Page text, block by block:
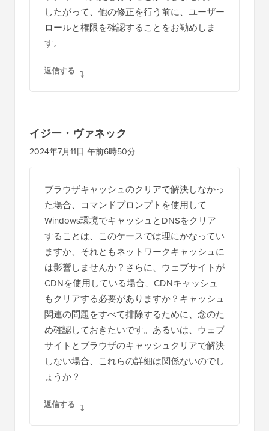
したがって、他の修正を行う前に、ユーザー
ロールと権限を確認することをお勧めしま
す。
返信する
イジー・ヴァネック
2024年7月11日 午前6時50分
ブラウザキャッシュのクリアで解決しなかっ
た場合、コマンドプロンプトを使用して
Windows環境でキャッシュとDNSをクリア
することは、このケースでは理にかなってい
ますか、それともネットワークキャッシュに
は影響しませんか？さらに、ウェブサイトが
CDNを使用している場合、CDNキャッシュ
もクリアする必要がありますか？キャッシュ
関連の問題をすべて排除するために、念のた
め確認しておきたいです。あるいは、ウェブ
サイトとブラウザのキャッシュクリアで解決
しない場合、これらの詳細は関係ないのでし
ょうか？
返信する